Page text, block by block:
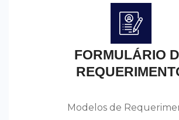
FORMULÁRIO
Modelos de